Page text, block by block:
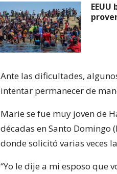
Ante las dificultades,
intentar permanecer de
Marie se fue muy joven de
décadas en Santo Domingo
donde solicitó varias veces
“Yo le dije a mi esposo que